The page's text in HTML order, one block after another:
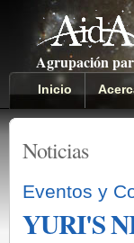
Agrupación
Inicio
Noticias
Eventos y
YURI'S